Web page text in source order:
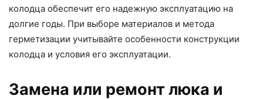
колодца обеспечит его надежную эксплуатацию на
долгие годы. При выборе материалов и метода
герметизации учитывайте особенности конструкции
колодца и условия его эксплуатации.
Замена или ремонт люка и